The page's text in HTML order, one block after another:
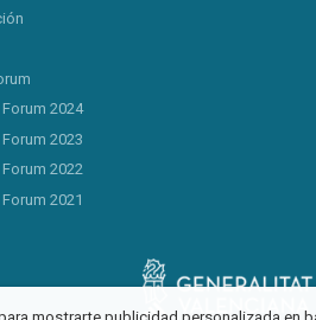
2024
2023
2022
2021